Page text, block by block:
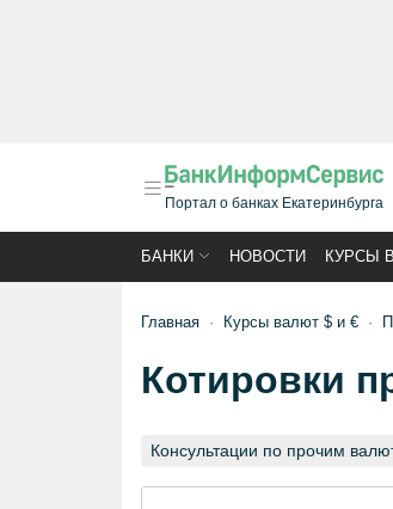
Портал о банках Екатеринбурга
БАНКИ НОВОСТИ КУРСЫ
Главная Курсы валют $ и €
Котировки
Консультации по прочим